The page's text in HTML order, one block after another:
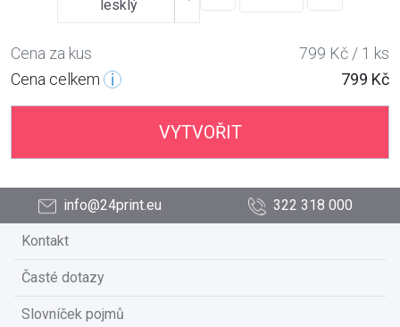
lesklý
Cena za kus
799 Kč / 1 ks
Cena celkem
799 Kč
VYTVOŘIT
info@24print.eu 322 318 000
Kontakt
Časté dotazy
Slovníček pojmů